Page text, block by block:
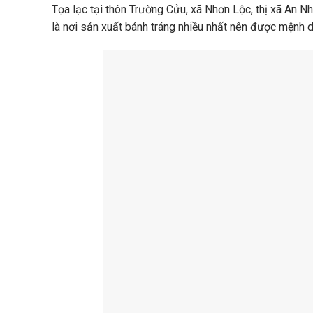
Tọa lạc tại thôn Trường Cửu, xã Nhơn Lộc, thị xã An
là nơi sản xuất bánh tráng nhiều nhất nên được mệnh